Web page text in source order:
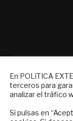
En POLíTICA
terceros para
analizar el tráfico
Si pulsas en
Suscríbase
reciba en